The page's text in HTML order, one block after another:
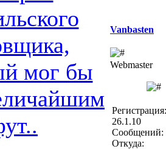
мог бы
Vanbasten
Webmaster
Регистрация:
26.1.10
Сообщений:
Откуда: